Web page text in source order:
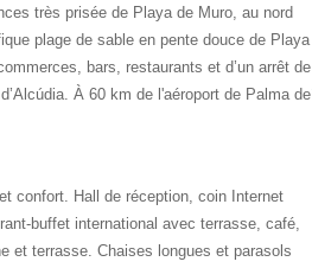
très prisée de Playa de Muro, au nord
plage de sable en pente douce de Playa
bars, restaurants et d’un arrêt de
À 60 km de l'aéroport de Palma de
confort. Hall de réception, coin Internet
buffet international avec terrasse, café,
et terrasse. Chaises longues et parasols